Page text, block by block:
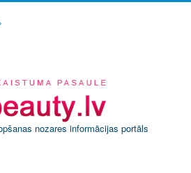
nozares informācijas portāls